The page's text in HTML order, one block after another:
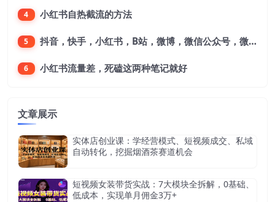
4 小红书自热截流的方法
5 抖音，快手，小红书，B站，微博，微信公众号，微信视频号。每一个平台，都是不一样的机会，对应不一样的赚钱思路
6 小红书流量差，死磕这两种笔记就好
文章展示
实体店创业课：学经营模式、短视频成交、私域
自动转化，挖掘烟酒茶赛道机会
短视频女装带货实战：7大模块全拆解，0基础、
低成本，实现单月佣金3万+